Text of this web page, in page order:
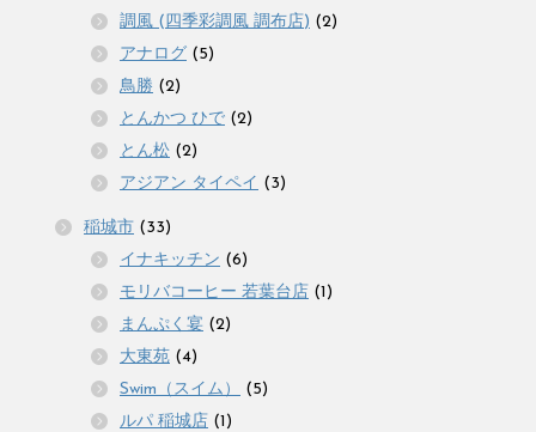
調風 (四季彩調風 調布店) (2)
アナログ (5)
鳥勝 (2)
とんかつ ひで (2)
とん松 (2)
アジアン タイペイ (3)
稲城市 (33)
イナキッチン (6)
モリバコーヒー 若葉台店 (1)
まんぷく宴 (2)
大東苑 (4)
Swim（スイム）
(5)
ルパ 稲城店 (1)